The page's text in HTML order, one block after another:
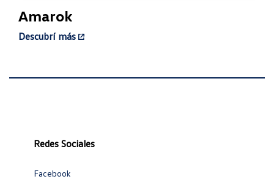
Amarok
Descubrí más
Redes Sociales
Facebook